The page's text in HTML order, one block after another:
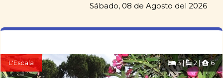
Sábado, 08 de Agosto del 2026
L'Escala 3 | 2 | 6